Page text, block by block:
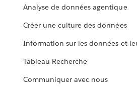
Analyse de données agentique
Créer une culture des données
Information sur les données et
Tableau Recherche
Communiquer avec nous